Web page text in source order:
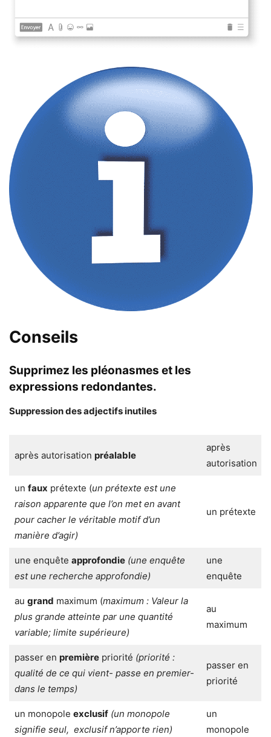
Conseils
Supprimez les pléonasmes et les
expressions redondantes.
Suppression des adjectifs inutiles
après autorisation préalable
après
autorisation
un faux prétexte (un prétexte est une
raison apparente que l’on met en avant
pour cacher le véritable motif d’un
manière d’agir)
un prétexte
une enquête approfondie (une enquête
est une recherche approfondie)
une
enquête
au grand maximum (maximum : Valeur la
plus grande atteinte par une quantité
variable; limite supérieure)
au
maximum
passer en premièrepriorité (priorité :
qualité de ce qui vient- passe en premier-
dans le temps)
passer en
priorité
un monopole exclusif (un monopole
signifie seul, exclusif n’apporte rien)
un
monopole